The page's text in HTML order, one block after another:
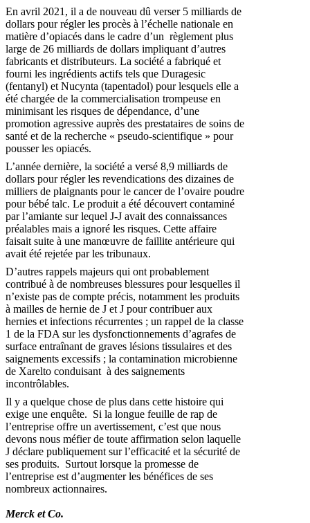
En avril 2021, il a de nouveau dû verser 5 milliards de
dollars pour régler les procès à l’échelle nationale en
matière d’opiacés dans le cadre d’un règlement plus
large de 26 milliards de dollars impliquant d’autres
fabricants et distributeurs. La société a fabriqué et
fourni les ingrédients actifs tels que Duragesic
(fentanyl) et Nucynta (tapentadol) pour lesquels elle a
été chargée de la commercialisation trompeuse en
minimisant les risques de dépendance, d’une
promotion agressive auprès des prestataires de soins de
santé et de la recherche « pseudo-scientifique » pour
pousser les opiacés.
L’année dernière, la société a versé 8,9 milliards de
dollars pour régler les revendications des dizaines de
milliers de plaignants pour le cancer de l’ovaire poudre
pour bébé talc. Le produit a été découvert contaminé
par l’amiante sur lequel J-J avait des connaissances
préalables mais a ignoré les risques. Cette affaire
faisait suite à une manœuvre de faillite antérieure qui
avait été rejetée par les tribunaux.
D’autres rappels majeurs qui ont probablement
contribué à de nombreuses blessures pour lesquelles il
n’existe pas de compte précis, notamment les produits
à mailles de hernie de J et J pour contribuer aux
hernies et infections récurrentes ; un rappel de la classe
1 de la FDA sur les dysfonctionnements d’agrafes de
surface entraînant de graves lésions tissulaires et des
saignements excessifs ; la contamination microbienne
de Xarelto conduisant à des saignements
incontrôlables.
Il y a quelque chose de plus dans cette histoire qui
exige une enquête. Si la longue feuille de rap de
l’entreprise offre un avertissement, c’est que nous
devons nous méfier de toute affirmation selon laquelle
J déclare publiquement sur l’efficacité et la sécurité de
ses produits. Surtout lorsque la promesse de
l’entreprise est d’augmenter les bénéfices de ses
nombreux actionnaires.
Merck et Co.